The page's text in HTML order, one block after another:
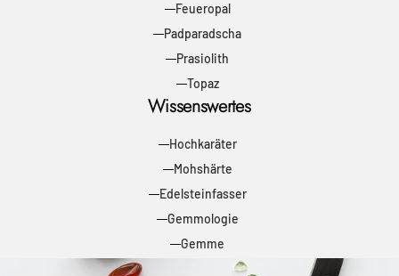
Feueropal
Padparadscha
Prasiolith
Topaz
Wissenswertes
Hochkaräter
Mohshärte
Edelsteinfasser
Gemmologie
Gemme